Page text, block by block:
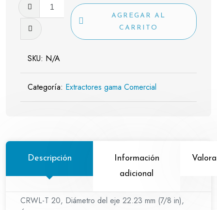
T
cantidad
AGREGAR AL
CARRITO
SKU: N/A
Categoría: Extractores gama Comercial
Descripción
Información
adicional
CRWL-T 20, Diámetro del eje 22.23 mm (7/8 in),